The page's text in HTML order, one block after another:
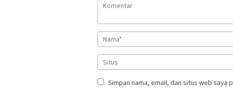
Simpan nama, email, dan situs web saya